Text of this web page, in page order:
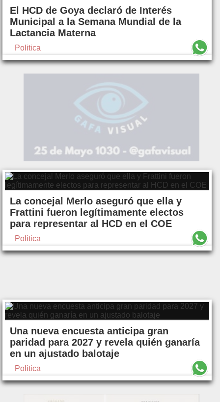
El HCD de Goya declaró de Interés
Municipal a la Semana Mundial de la
Lactancia Materna
Politica
La concejal Merlo aseguró que ella y
Frattini fueron legítimamente electos
para representar al HCD en el COE
Politica
Una nueva encuesta anticipa gran
paridad para 2027 y revela quién ganaría
en un ajustado balotaje
Politica